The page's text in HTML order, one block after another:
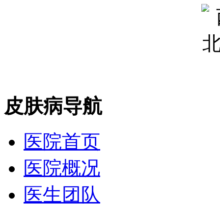
皮肤病导航
医院首页
医院概况
医生团队